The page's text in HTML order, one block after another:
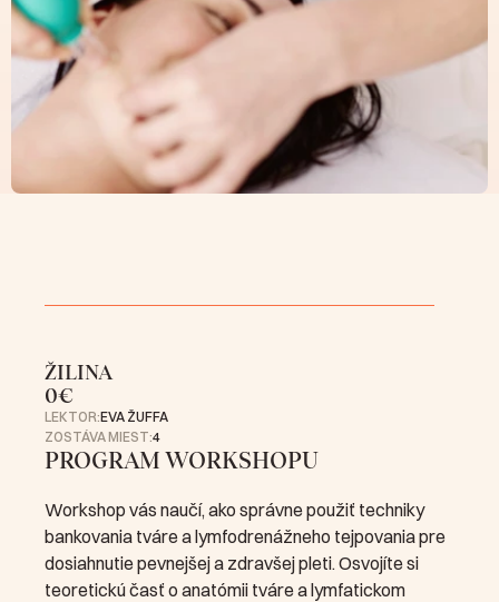
ŽILINA
0€
LEKTOR:EVA ŽUFFA
ZOSTÁVA MIEST:4
PROGRAM WORKSHOPU
Workshop vás naučí, ako správne použiť techniky
bankovania tváre a lymfodrenážneho tejpovania pre
dosiahnutie pevnejšej a zdravšej pleti. Osvojíte si
teoretickú časť o anatómii tváre a lymfatickom